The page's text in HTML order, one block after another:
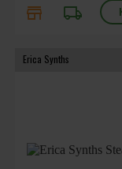
store local_shipping
Erica Synths